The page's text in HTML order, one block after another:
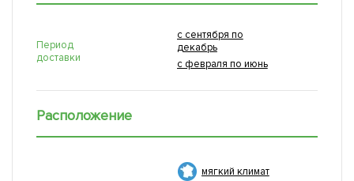
Период
доставки
с сентября по
декабрь
с февраля по июнь
Расположение
мягкий климат